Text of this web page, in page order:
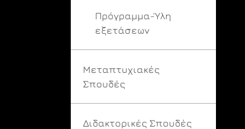
Πρόγραμμα-Ύλη
εξετάσεων
Μεταπτυχιακές
Σπουδές
Διδακτορικές Σπουδές